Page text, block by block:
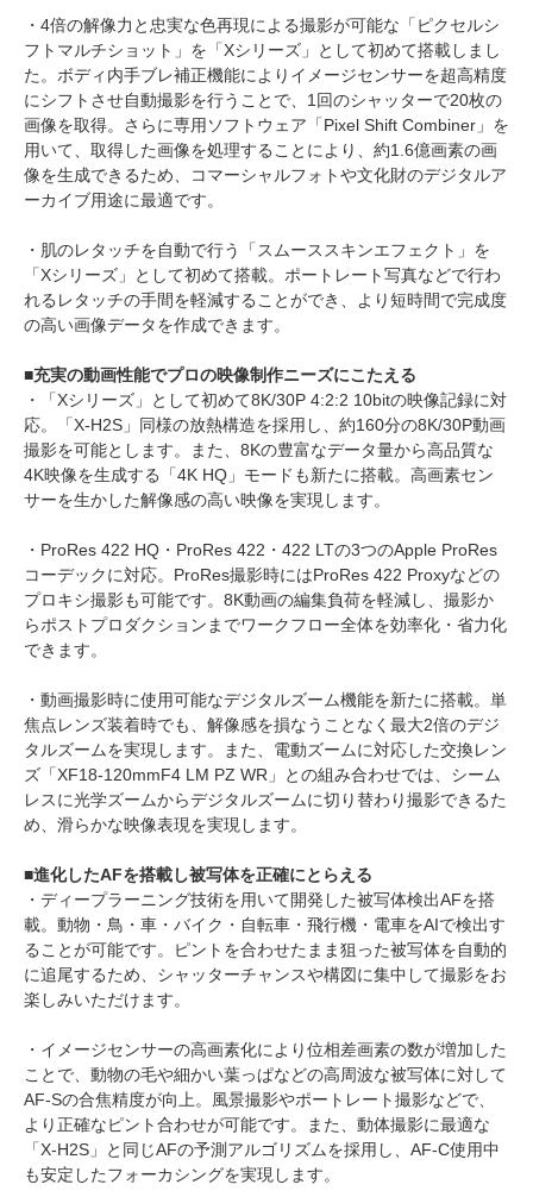
・4倍の解像力と忠実な色再現による撮影が可能な「ピクセルシ
フトマルチショット」を「Xシリーズ」として初めて搭載しまし
た。ボディ内手ブレ補正機能によりイメージセンサーを超高精度
にシフトさせ自動撮影を行うことで、1回のシャッターで20枚の
画像を取得。さらに専用ソフトウェア「Pixel Shift Combiner」を
用いて、取得した画像を処理することにより、約1.6億画素の画
像を生成できるため、コマーシャルフォトや文化財のデジタルア
ーカイブ用途に最適です。
・肌のレタッチを自動で行う「スムーススキンエフェクト」を
「Xシリーズ」として初めて搭載。ポートレート写真などで行わ
れるレタッチの手間を軽減することができ、より短時間で完成度
の高い画像データを作成できます。
■充実の動画性能でプロの映像制作ニーズにこたえる
・「Xシリーズ」として初めて8K/30P 4:2:2 10bitの映像記録に対
応。「X-H2S」同様の放熱構造を採用し、約160分の8K/30P動画
撮影を可能とします。また、8Kの豊富なデータ量から高品質な
4K映像を生成する「4K HQ」モードも新たに搭載。高画素セン
サーを生かした解像感の高い映像を実現します。
・ProRes 422 HQ・ProRes 422・422 LTの3つのApple ProRes
コーデックに対応。ProRes撮影時にはProRes 422 Proxyなどの
プロキシ撮影も可能です。8K動画の編集負荷を軽減し、撮影か
らポストプロダクションまでワークフロー全体を効率化・省力化
できます。
・動画撮影時に使用可能なデジタルズーム機能を新たに搭載。単
焦点レンズ装着時でも、解像感を損なうことなく最大2倍のデジ
タルズームを実現します。また、電動ズームに対応した交換レン
ズ「XF18-120mmF4 LM PZ WR」との組み合わせでは、シーム
レスに光学ズームからデジタルズームに切り替わり撮影できるた
め、滑らかな映像表現を実現します。
■進化したAFを搭載し被写体を正確にとらえる
・ディープラーニング技術を用いて開発した被写体検出AFを搭
載。動物・鳥・車・バイク・自転車・飛行機・電車をAIで検出す
ることが可能です。ピントを合わせたまま狙った被写体を自動的
に追尾するため、シャッターチャンスや構図に集中して撮影をお
楽しみいただけます。
・イメージセンサーの高画素化により位相差画素の数が増加した
ことで、動物の毛や細かい葉っぱなどの高周波な被写体に対して
AF-Sの合焦精度が向上。風景撮影やポートレート撮影などで、
より正確なピント合わせが可能です。また、動体撮影に最適な
「X-H2S」と同じAFの予測アルゴリズムを採用し、AF-C使用中
も安定したフォーカシングを実現します。